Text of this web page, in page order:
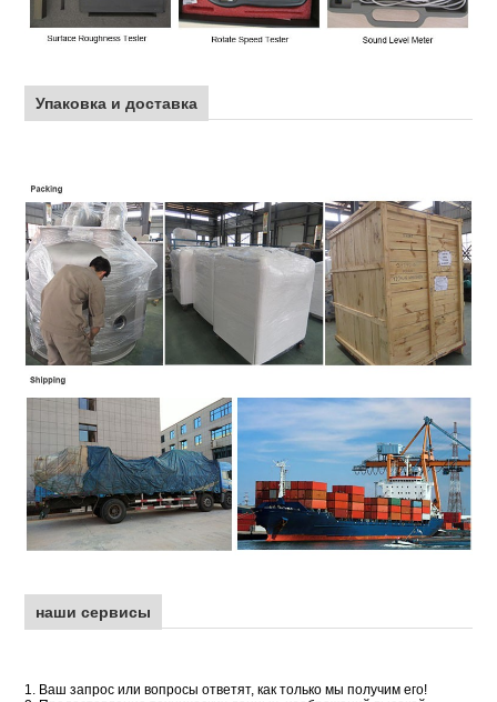
Упаковка и доставка
наши сервисы
1. Ваш запрос или вопросы ответят, как только мы получим его!